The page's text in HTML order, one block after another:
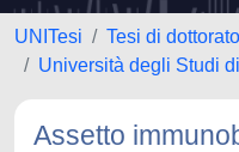
UNITesi
Tesi di dottorato
Università degli Studi
Assetto